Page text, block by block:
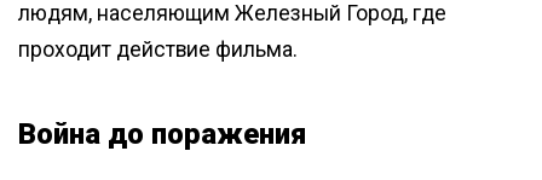
людям, населяющим Железный Город, где
проходит действие фильма.
Война до поражения